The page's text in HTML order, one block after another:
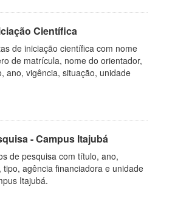
Científica
de iniciação científica com nome
de matrícula, nome do orientador,
ano, vigência, situação, unidade
- Campus Itajubá
de pesquisa com título, ano,
tipo, agência financiadora e unidade
Itajubá.